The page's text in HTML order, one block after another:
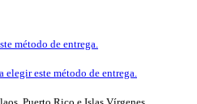
método de entrega.
elegir este método de entrega.